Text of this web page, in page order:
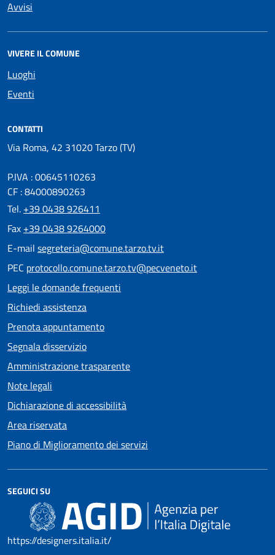
Avvisi
VIVERE IL COMUNE
Luoghi
Eventi
CONTATTI
Via Roma, 42 31020 Tarzo (TV)
P.IVA : 00645110263
CF : 84000890263
Tel. +39 0438 926411
Fax +39 0438 9264000
E-mail segreteria@comune.tarzo.tv.it
PEC protocollo.comune.tarzo.tv@pecveneto.it
Leggi le domande frequenti
Richiedi assistenza
Prenota appuntamento
Segnala disservizio
Amministrazione trasparente
Note legali
Dichiarazione di accessibilità
Area riservata
Piano di Miglioramento dei servizi
SEGUICI SU
https://designers.italia.it/